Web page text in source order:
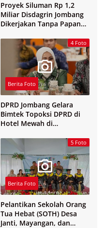
Proyek Siluman Rp 1,2
Miliar Disdagrin Jombang
Dikerjakan Tanpa Papan
4 Foto
Berita Foto
DPRD Jombang Gelara
Bimtek Topoksi DPRD di
Hotel Mewah di
5 Foto
Berita Foto
Pelantikan Sekolah Orang
Tua Hebat (SOTH) Desa
Janti, Mayangan, dan